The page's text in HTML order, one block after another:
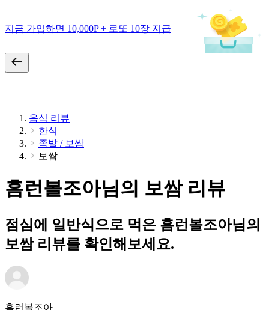
지금 가입하면 10,000P + 로또 10장 지급
음식 리뷰
한식
족발 / 보쌈
보쌈
홈런볼조아님의 보쌈 리뷰
점심에 일반식으로 먹은 홈런볼조아님의
보쌈 리뷰를 확인해보세요.
홈런볼조아